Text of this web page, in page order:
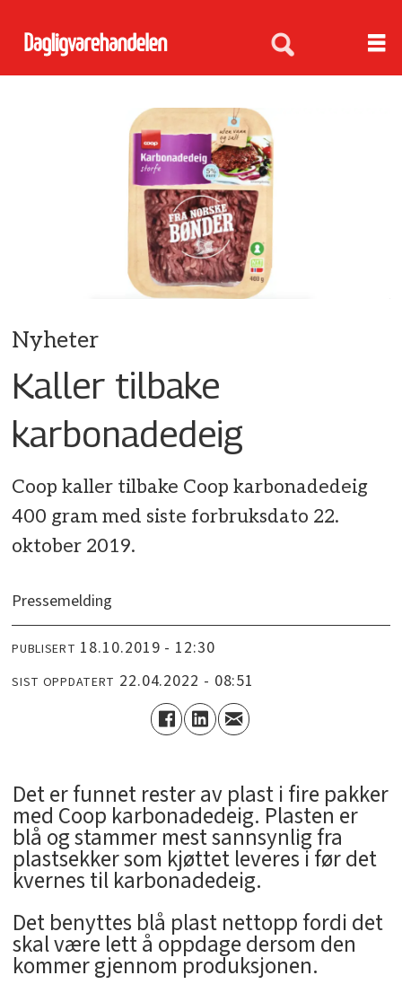
Nyheter
Kaller tilbake
karbonadedeig
Coop kaller tilbake Coop karbonadedeig
400 gram med siste forbruksdato 22.
oktober 2019.
Pressemelding
PUBLISERT 18.10.2019 - 12:30
SIST OPPDATERT 22.04.2022 - 08:51
Det er funnet rester av plast i fire pakker
med Coop karbonadedeig. Plasten er
blå og stammer mest sannsynlig fra
plastsekker som kjøttet leveres i før det
kvernes til karbonadedeig.
Det benyttes blå plast nettopp fordi det
skal være lett å oppdage dersom den
kommer gjennom produksjonen.